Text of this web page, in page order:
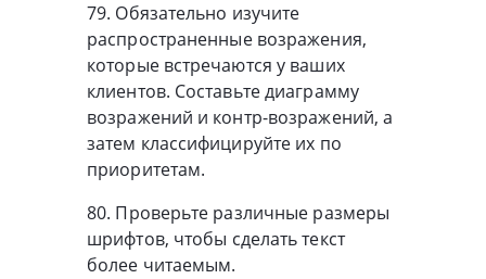
79. Обязательно изучите
распространенные возражения,
которые встречаются у ваших
клиентов. Составьте диаграмму
возражений и контр-возражений, а
затем классифицируйте их по
приоритетам.
80. Проверьте различные размеры
шрифтов, чтобы сделать текст
более читаемым.